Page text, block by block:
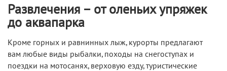
Развлечения – от оленьих упряжек
до аквапарка
Кроме горных и равнинных лыж, курорты предлагают
вам любые виды рыбалки, походы на снегоступах и
поездки на мотосанях, верховую езду, туристические